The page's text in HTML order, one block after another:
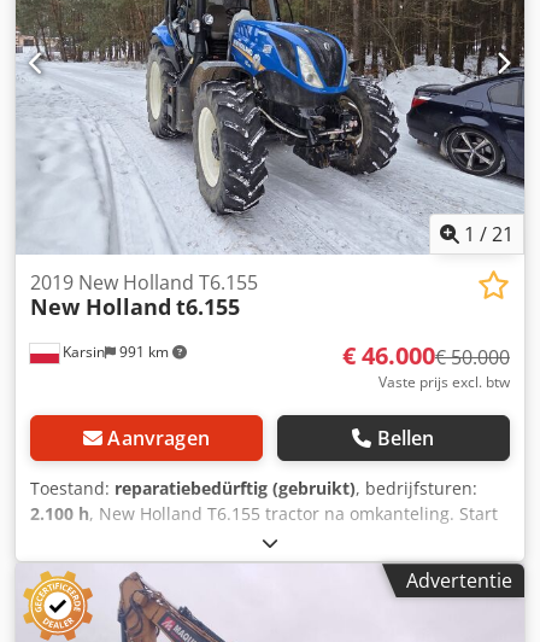
1 /21
Karsin 991 km
2019 New Holland T6.155
New Holland t6.155
€ 46.000€ 50.000
Vaste prijs excl. btw
Aanvragen Bellen
Toestand: reparatiebedürftig (gebruikt), bedrijfsturen:
2.100 h, New Holland T6.155 tractor na omkanteling. Start
en rijdt, 2100 uur. Dsdpfx Ahoyl S S Ue Askr
Advertentie